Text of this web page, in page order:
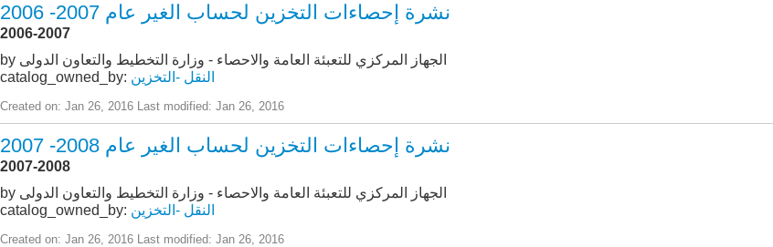
نشرة إحصاءات التخزين لحساب الغير عام 2007- 2006
2006-2007
by الجهاز المركزي للتعبئة العامة والاحصاء - وزارة التخطيط والتعاون الدولى
catalog_owned_by: النقل -التخزين
Created on: Jan 26, 2016 Last modified: Jan 26, 2016
نشرة إحصاءات التخزين لحساب الغير عام 2008- 2007
2007-2008
by الجهاز المركزي للتعبئة العامة والاحصاء - وزارة التخطيط والتعاون الدولى
catalog_owned_by: النقل -التخزين
Created on: Jan 26, 2016 Last modified: Jan 26, 2016